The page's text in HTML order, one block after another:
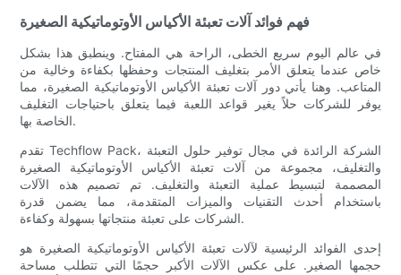
فهم فوائد آلات تعبئة الأكياس الأوتوماتيكية الصغيرة
في عالم اليوم سريع الخطى، الراحة هي المفتاح. وينطبق هذا بشكل
خاص عندما يتعلق الأمر بتغليف المنتجات وحفظها بكفاءة وخالية من
المتاعب. وهنا يأتي دور آلات تعبئة الأكياس الأوتوماتيكية الصغيرة، مما
يوفر للشركات حلاً يغير قواعد اللعبة فيما يتعلق باحتياجات التغليف
الخاصة بها.
تقدم Techflow Pack، الشركة الرائدة في مجال توفير حلول التعبئة
والتغليف، مجموعة من آلات تعبئة الأكياس الأوتوماتيكية الصغيرة
المصممة لتبسيط عملية التعبئة والتغليف. تم تصميم هذه الآلات
باستخدام أحدث التقنيات والميزات المتقدمة، مما يضمن قدرة
الشركات على تعبئة منتجاتها بسهولة وكفاءة.
إحدى الفوائد الرئيسية لآلات تعبئة الأكياس الأوتوماتيكية الصغيرة هو
حجمها الصغير. على عكس الآلات الأكبر حجمًا التي تتطلب مساحة